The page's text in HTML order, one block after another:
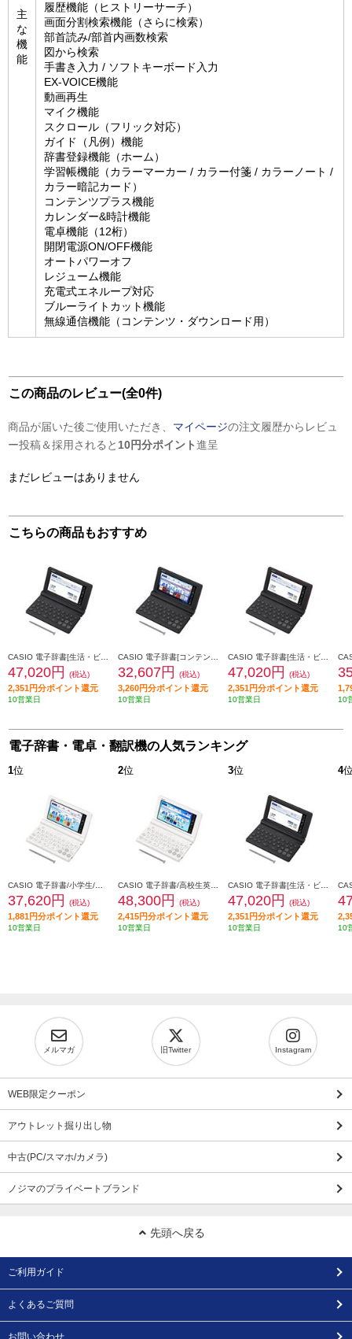
主
な
機
能
履歴機能（ヒストリーサーチ）
画面分割検索機能（さらに検索）
部首読み/部首内画数検索
図から検索
手書き入力 / ソフトキーボード入力
EX-VOICE機能
動画再生
マイク機能
スクロール（フリック対応）
ガイド（凡例）機能
辞書登録機能（ホーム）
学習帳機能（カラーマーカー / カラー付箋 / カラーノート /
カラー暗記カード）
コンテンツプラス機能
カレンダー&時計機能
電卓機能（12桁）
開閉電源ON/OFF機能
オートパワーオフ
レジューム機能
充電式エネループ対応
ブルーライトカット機能
無線通信機能（コンテンツ・ダウンロード用）
この商品のレビュー(全0件)
商品が届いた後ご使用いただき、 マイページの注文履歴からレビュ
ー投稿＆採用されると 10円分ポイント進呈
まだレビューはありません
こちらの商品もおすすめ
CASIO 電子辞書[生活・ビジネス/ブラック] XD-SA6500BK
47,020円 (税込)
2,351円分ポイント還元
10営業日
CASIO 電子辞書[コンテンツ追加/ブラック] XD-SA9000BK
32,607円 (税込)
3,260円分ポイント還元
10営業日
CASIO 電子辞書[生活・ビジネス/レッド] XD-SA6500RD
47,020円 (税込)
2,351円分ポイント還元
10営業日 10
電子辞書・電卓・翻訳機の人気ランキング
1位
CASIO 電子辞書/小学生/ホワイト XD-SA2910
37,620円 (税込)
1,881円分ポイント還元
10営業日
2位
CASIO 電子辞書/高校生英語・国語強化/ホワイト XD-SA4910WE
48,300円 (税込)
2,415円分ポイント還元
10営業日
3位
CASIO 電子辞書[生活・ビジネス/ブラック] XD-SA6500BK
47,020円 (税込)
2,351円分ポイント還元
10営業日
4
10
メルマガ 旧Twitter Instagram
WEB限定クーポン
アウトレット掘り出し物
中古(PC/スマホ/カメラ)
ノジマのプライベートブランド
先頭へ戻る
ご利用ガイド
よくあるご質問